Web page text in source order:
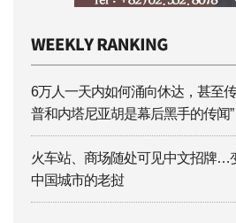
6万人一天内如何涌向休达，甚至
普和内塔尼亚胡是幕后黑手的传闻”
火车站、商场随处可见中文招牌…
中国城市的老挝